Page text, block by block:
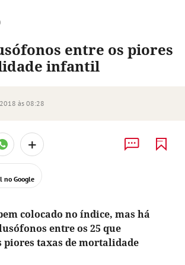
entre os piores
infantil
às 08:28
+
no Google
colocado no índice, mas há
entre os 25 que
piores taxas de mortalidade